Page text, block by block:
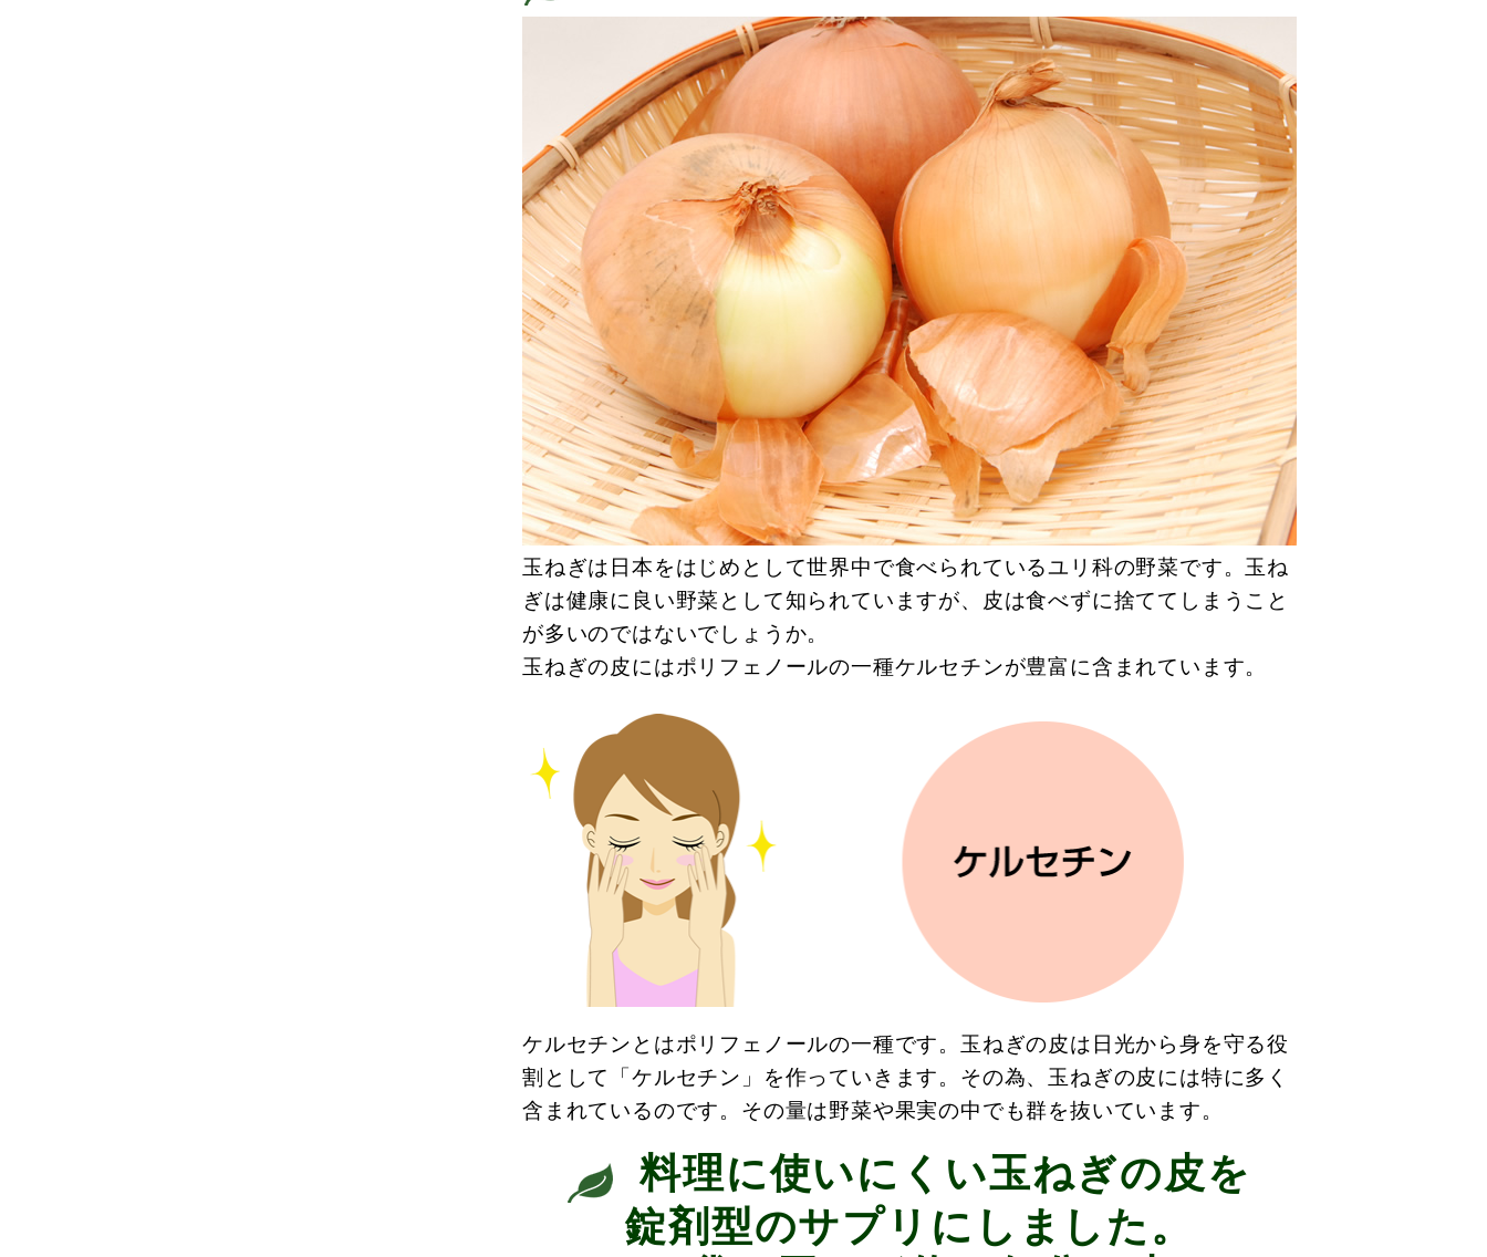
玉ねぎは日本をはじめとして世界中で食べられているユリ科の野菜です。玉ね
ぎは健康に良い野菜として知られていますが、皮は食べずに捨ててしまうこと
が多いのではないでしょうか。
玉ねぎの皮にはポリフェノールの一種ケルセチンが豊富に含まれています。
ケルセチンとはポリフェノールの一種です。玉ねぎの皮は日光から身を守る役
割として「ケルセチン」を作っていきます。その為、玉ねぎの皮には特に多く
含まれているのです。その量は野菜や果実の中でも群を抜いています。
料理に使いにくい玉ねぎの皮を
錠剤型のサプリにしました。